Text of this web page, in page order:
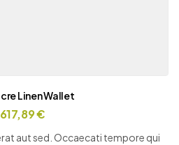
Linen Wallet
617,89€
aut sed. Occaecati tempore qui